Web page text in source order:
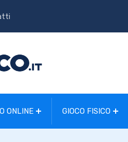
ONLINE GIOCO FISICO